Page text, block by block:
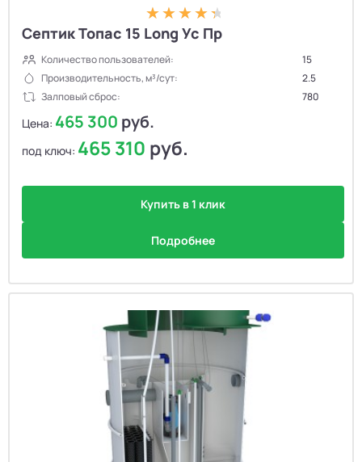
Септик Топас 15 Long Ус Пр
Количество пользователей:
15
Производительность, м³/сут:
2.5
Залповый сброс:
780
Цена: 465 300 руб.
под ключ: 465 310 руб.
Купить в 1 клик
Подробнее